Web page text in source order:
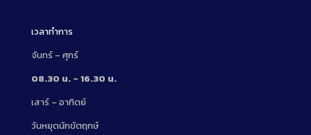
เวลาทำการ
จันทร์ – ศุกร์
08.30 น. – 16.30 น.
เสาร์ – อาทิตย์
วันหยุดนักขัตฤกษ์